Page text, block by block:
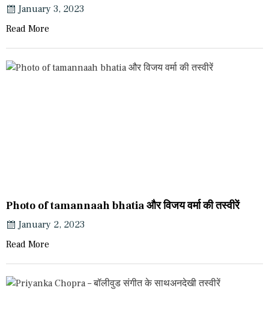
January 3, 2023
Read More
Photo of tamannaah bhatia और विजय वर्मा की तस्वीरें
January 2, 2023
Read More